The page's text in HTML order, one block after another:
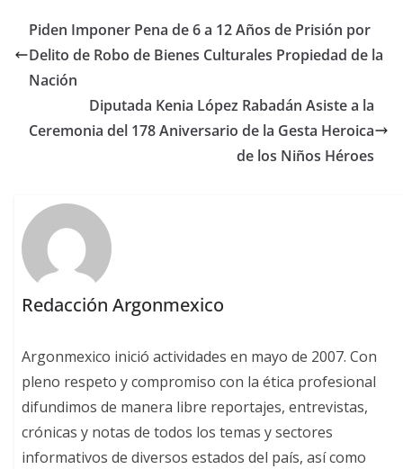
Piden Imponer Pena de 6 a 12 Años de Prisión por
Delito de Robo de Bienes Culturales Propiedad de la
Nación
Diputada Kenia López Rabadán Asiste a la
Ceremonia del 178 Aniversario de la Gesta Heroica
de los Niños Héroes
Redacción Argonmexico
Argonmexico inició actividades en mayo de 2007. Con
pleno respeto y compromiso con la ética profesional
difundimos de manera libre reportajes, entrevistas,
crónicas y notas de todos los temas y sectores
informativos de diversos estados del país, así como